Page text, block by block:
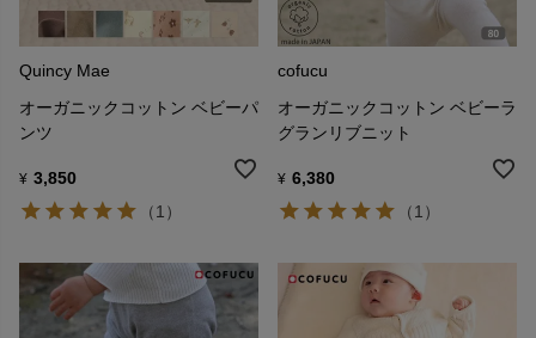
Quincy Mae
オーガニックコットン ベビーパ
ンツ
¥ 3,850
（1）
cofucu
オーガニックコットン ベビーラ
グランリブニット
¥ 6,380
（1）